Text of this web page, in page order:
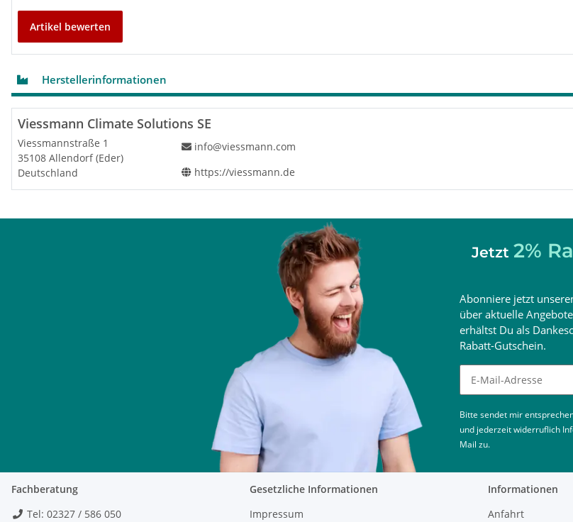
Max. Reinigungsleistung (CADR)
Leistungsaufnahme
Schallleistung
Nennfrequenz
Hz
50
Abmessungen
Breite
340 312
Höhe
Tiefe
245 312
Artikel bewerten
Herstellerinformationen
Viessmann Climate Solutions SE
Viessmannstraße 1
35108 Allendorf (Eder)
Deutschland
info@viessmann.com
https://viessmann.de
Jetzt 2%
Abonniere jetzt
über aktuelle
erhältst Du als
Rabatt-Gutschein.
Newsletter
Bitte sendet mir
und jederzeit widerruflich
Mail zu.
Fachberatung
Tel: 02327 / 586 050
Gesetzliche Informationen
Impressum
Informationen
Anfahrt